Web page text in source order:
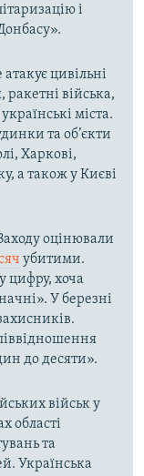
і
цивільні
ракетні війська,
міста.
та об’єкти
Харкові,
а також у Києві
оцінювали
убитими.
цифру, хоча
У березні
до десяти».
військ у
області
та
Українська